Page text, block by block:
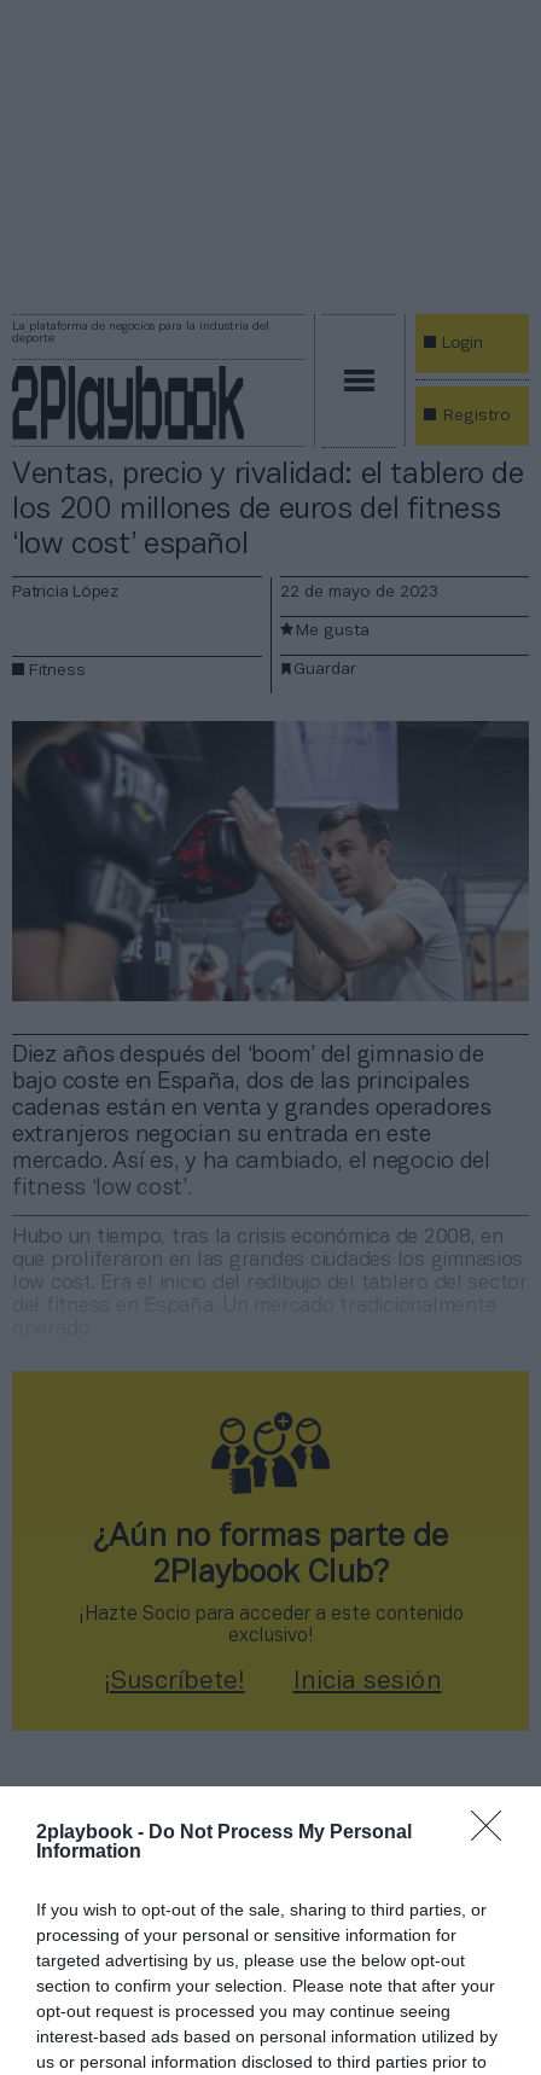
2playbook - Do Not Process My Personal
Information
If you wish to opt-out of the sale, sharing to third parties, or
processing of your personal or sensitive information for
targeted advertising by us, please use the below opt-out
section to confirm your selection. Please note that after your
opt-out request is processed you may continue seeing
interest-based ads based on personal information utilized by
us or personal information disclosed to third parties prior to
La plataforma de negocios para la industria del
deporte
Login
Registro
Índex2P
Altafit
McFIT
Ventas, precio y rivalidad: el tablero de
los 200 millones de euros del fitness
‘low cost’ español
Diez años después del ‘boom’ del gimnasio de
bajo coste en España, dos de las principales
cadenas están en venta y grandes operadores
extranjeros negocian su entrada en este
mercado. Así es, y ha cambiado, el negocio del
fitness ‘low cost’.
Patricia López
Fitness
22 de mayo de 2023
Guardar
Me gusta
Hubo un tiempo, tras la crisis económica de 2008, en
que proliferaron en las grandes ciudades los gimnasios
low cost. Era el inicio del redibujo del tablero del sector
¿Aún no formas parte de
2Playbook Club?
¡Hazte Socio para acceder a este contenido
exclusivo!
¡Suscríbete! Inicia sesión